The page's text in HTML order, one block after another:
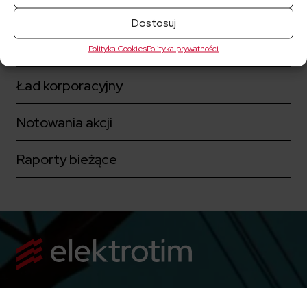
Dostosuj
Polityka CookiesPolityka prywatności
Kalendarz inwestora
Ład korporacyjny
Notowania akcji
Raporty bieżące